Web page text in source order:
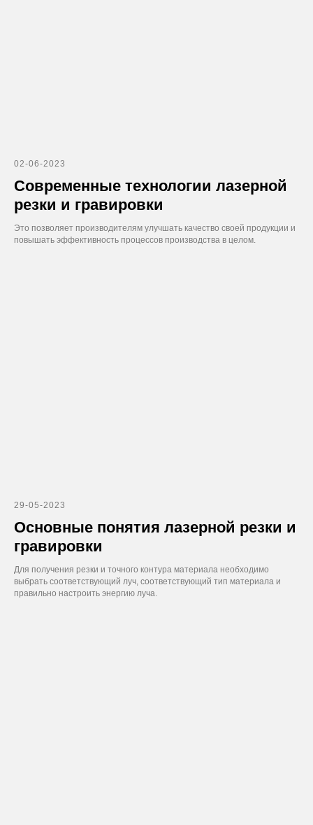
02-06-2023
Современные технологии лазерной
резки и гравировки
Это позволяет производителям улучшать качество своей продукции и
повышать эффективность процессов производства в целом.
29-05-2023
Основные понятия лазерной резки и
гравировки
Для получения резки и точного контура материала необходимо
выбрать соответствующий луч, соответствующий тип материала и
правильно настроить энергию луча.